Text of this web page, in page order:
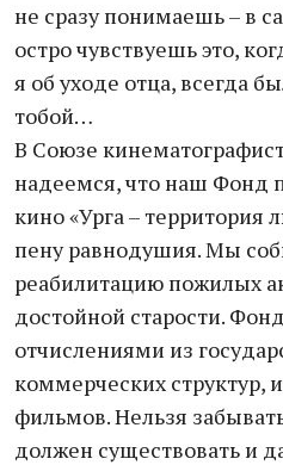
не сразу понимаешь – в
остро чувствуешь это,
я об уходе отца, всегда
тобой…
В Союзе
надеемся, что наш Фонд
кино «Урга –
пену равнодушия. Мы
реабилитацию пожилых
достойной старости.
отчислениями из
коммерческих структур,
фильмов. Нельзя
должен существовать и